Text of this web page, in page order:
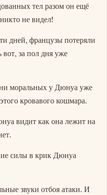
тел разом он ещё
не видел!
дней, французы потеряли
вот, за пол дня уже
моральных у Дюнуа уже
кровавого кошмара.
видит как она лежит на
силы в крик Дюнуа
звуки отбоя атаки. И